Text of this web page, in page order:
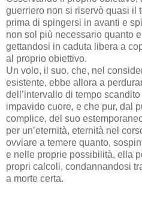
guerriero non si riservò quasi il
prima di spingersi in avanti e
non sol più necessario quanto
gettandosi in caduta libera a
al proprio obiettivo.
Un volo, il suo, che, nel
esistente, ebbe allora a
dell’intervallo di tempo
impavido cuore, e che pur, dal
complice, del suo
per un’eternità, eternità nel
ovviare a temere quanto,
e nelle proprie possibilità, ella
propri calcoli, condannandosi
a morte certa.